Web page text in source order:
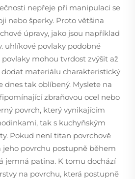
nepřeje při manipulaci se
nebo šperky. Proto většina
úpravy, jako jsou například
uhlíkové povlaky podobné
mohou tvrdost zvýšit až
dodat materiálu charakteristický
dnes tak oblíbený. Myslete na
zbraňovou ocel nebo
povrch, který vynikajícím
tak s kuchyňským
Pokud není titan povrchově
jeho povrchu postupně během
jemná patina. K tomu dochází
na povrchu, která postupně